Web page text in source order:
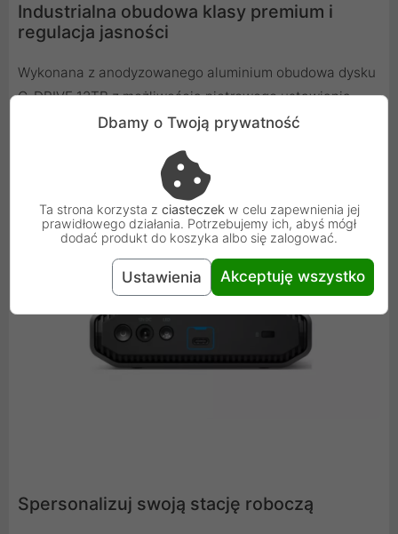
Industrialna obudowa klasy premium i
regulacja jasności
Wykonana z anodyzowanego aluminium obudowa dysku
G-DRIVE 12TB z możliwością piętrowego ustawiania
doskonale komponuje się z nowoczesnymi komputerami
jeden z trzech trybów (wyłączony, domyślny i jasny), aby
w prosty sposób dopasować podświetlenie LED. Możesz
również całkowicie wyłączyć tę funkcję.
Spersonalizuj swoją stację roboczą
Dbamy o Twoją prywatność
Ta strona korzysta z ciasteczek w celu zapewnienia jej
prawidłowego działania. Potrzebujemy ich, abyś mógł
dodać produkt do koszyka albo się zalogować.
Ustawienia Akceptuję wszystko